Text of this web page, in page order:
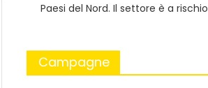
Paesi del Nord. Il settore è a rischio
Campagne